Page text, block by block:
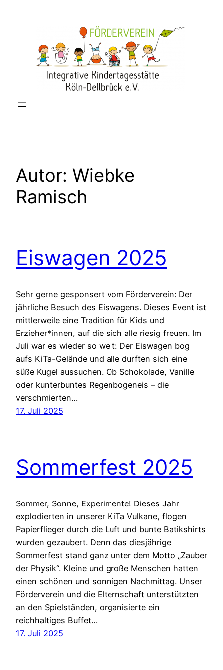
Autor: Wiebke
Ramisch
Eiswagen 2025
Sehr gerne gesponsert vom Förderverein: Der
jährliche Besuch des Eiswagens. Dieses Event ist
mittlerweile eine Tradition für Kids und
Erzieher*innen, auf die sich alle riesig freuen. Im
Juli war es wieder so weit: Der Eiswagen bog
aufs KiTa-Gelände und alle durften sich eine
süße Kugel aussuchen. Ob Schokolade, Vanille
oder kunterbuntes Regenbogeneis – die
verschmierten…
17. Juli 2025
Sommerfest 2025
Sommer, Sonne, Experimente! Dieses Jahr
explodierten in unserer KiTa Vulkane, flogen
Papierflieger durch die Luft und bunte Batikshirts
wurden gezaubert. Denn das diesjährige
Sommerfest stand ganz unter dem Motto „Zauber
der Physik“. Kleine und große Menschen hatten
einen schönen und sonnigen Nachmittag. Unser
Förderverein und die Elternschaft unterstützten
an den Spielständen, organisierte ein
reichhaltiges Buffet…
17. Juli 2025